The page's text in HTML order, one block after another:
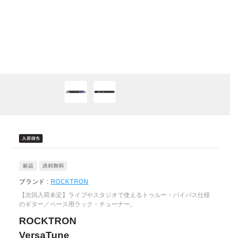
ブランド : ROCKTRON
【次回入荷未定】ライブやスタジオで使えるトゥルー・バイパス仕様
のギター／ベース用ラック・チューナー。
ROCKTRON
VersaTune